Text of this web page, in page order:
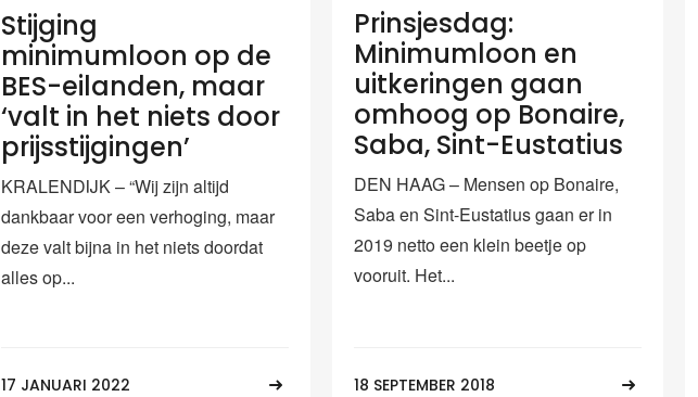
Stijging
minimumloon op de
BES-eilanden, maar
‘valt in het niets door
prijsstijgingen’
KRALENDIJK – “Wij zijn altijd
dankbaar voor een verhoging, maar
deze valt bijna in het niets doordat
alles op...
17 JANUARI 2022
Prinsjesdag:
Minimumloon en
uitkeringen gaan
omhoog op Bonaire,
Saba, Sint-Eustatius
DEN HAAG – Mensen op Bonaire,
Saba en Sint-Eustatius gaan er in
2019 netto een klein beetje op
vooruit. Het...
18 SEPTEMBER 2018